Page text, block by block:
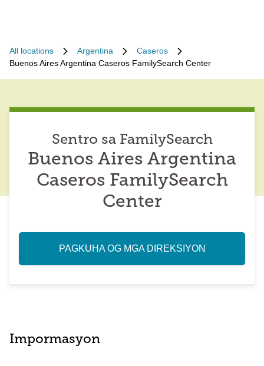
All locations Argentina
Caseros
Buenos Aires Argentina Caseros FamilySearch Center
Sentro sa FamilySearch
Buenos Aires Argentina
Caseros FamilySearch
Center
PAGKUHA OG MGA DIREKSIYON
Impormasyon